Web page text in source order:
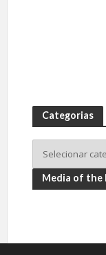
Categorias
Media of the